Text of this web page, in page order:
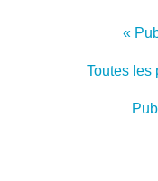
«
Toutes les